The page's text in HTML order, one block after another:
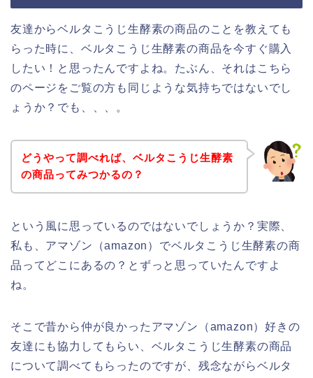
友達からベルタこうじ生酵素の商品のことを教えても
らった時に、ベルタこうじ生酵素の商品を今すぐ購入
したい！と思ったんですよね。たぶん、それはこちら
のページをご覧の方も同じような気持ちではないでし
ょうか？でも、、、。
どうやって調べれば、ベルタこうじ生酵素
の商品ってみつかるの？
という風に思っているのではないでしょうか？実際、
私も、アマゾン（amazon）でベルタこうじ生酵素の商
品ってどこにあるの？とずっと思っていたんですよ
ね。
そこで昔から仲が良かったアマゾン（amazon）好きの
友達にも協力してもらい、ベルタこうじ生酵素の商品
について調べてもらったのですが、残念ながらベルタ